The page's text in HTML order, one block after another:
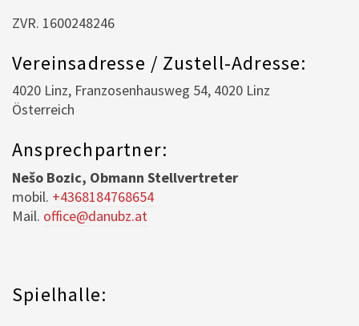
ZVR. 1600248246
Vereinsadresse / Zustell-Adresse:
4020 Linz, Franzosenhausweg 54, 4020 Linz
Österreich
Ansprechpartner:
Nešo Bozic, Obmann Stellvertreter
mobil. +4368184768654
Mail. office@danubz.at
Spielhalle:
Mit dem